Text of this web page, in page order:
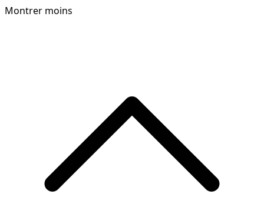
Montrer moins